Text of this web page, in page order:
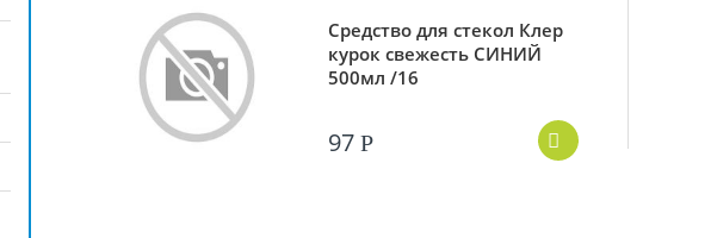
Средство для стекол Клер
курок свежесть СИНИЙ
500мл /16
97Р